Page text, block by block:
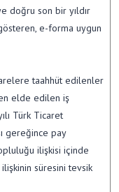
doğru son bir yıldır
e-forma uygun
taahhüt edilenler
elde edilen iş
Türk Ticaret
gereğince pay
ilişkisi içinde
süresini tevsik